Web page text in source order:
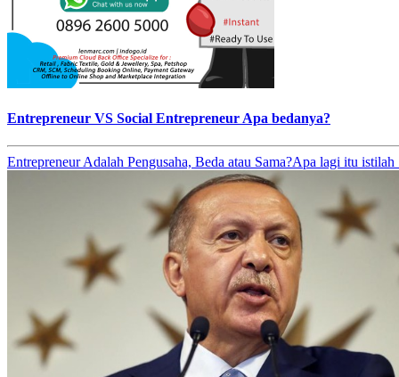
Entrepreneur VS Social Entrepreneur Apa bedanya?
Entrepreneur Adalah Pengusaha, Beda atau Sama?Apa lagi itu